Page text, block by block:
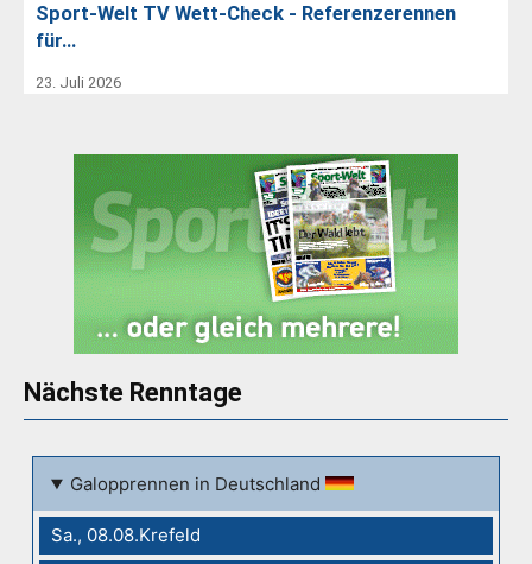
Sport-Welt TV Wett-Check - Referenzerennen
für…
23. Juli 2026
Nächste Renntage
Galopprennen in Deutschland
Sa., 08.08.Krefeld